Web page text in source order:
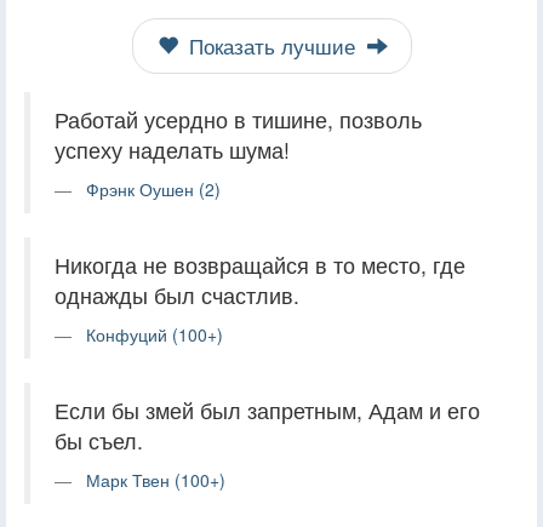
Показать лучшие
Работай усердно в тишине, позволь
успеху наделать шума!
Фрэнк Оушен (2)
Никогда не возвращайся в то место, где
однажды был счастлив.
Конфуций (100+)
Если бы змей был запретным, Адам и его
бы съел.
Марк Твен (100+)